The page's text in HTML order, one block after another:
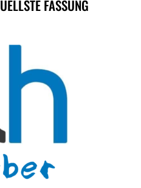
FASSUNG